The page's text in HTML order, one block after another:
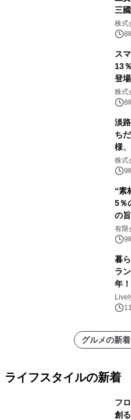
三
株式
8
ス
13
登
大
苑
株式
8
淡
ち
様
き
素
株式
9
“素
5％
の
「
有限
9
暮
ラ
年
8月
グルメの新
ライフスタイルの新着
フ
創